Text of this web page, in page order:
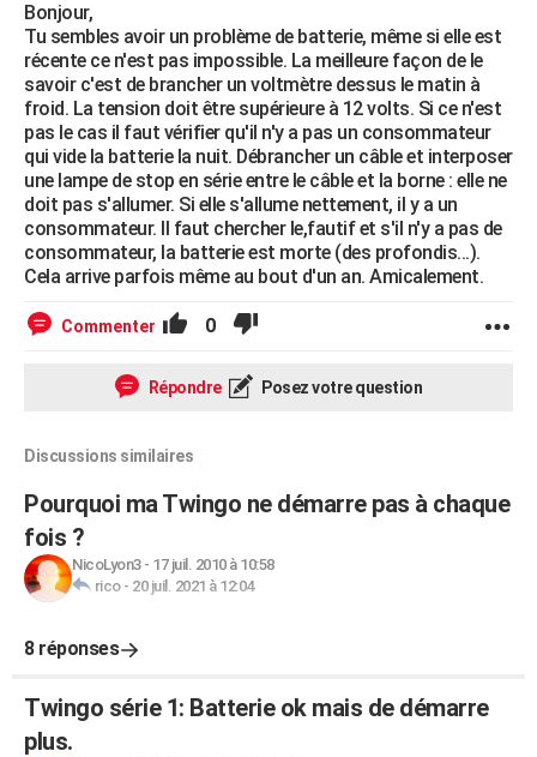
Bonjour,
Tu sembles avoir un problème de batterie, même si elle est
récente ce n'est pas impossible. La meilleure façon de le
savoir c'est de brancher un voltmètre dessus le matin à
froid. La tension doit être supérieure à 12 volts. Si ce n'est
pas le cas il faut vérifier qu'il n'y a pas un consommateur
qui vide la batterie la nuit. Débrancher un câble et interposer
une lampe de stop en série entre le câble et la borne : elle ne
doit pas s'allumer. Si elle s'allume nettement, il y a un
consommateur. Il faut chercher le,fautif et s'il n'y a pas de
consommateur, la batterie est morte (des profondis...).
Cela arrive parfois même au bout d'un an. Amicalement.
Commenter 0
Répondre Posez votre question
Discussions similaires
Pourquoi ma Twingo ne démarre pas à chaque
fois ?
NicoLyon3- 17 juil. 2010 à 10:58
rico- 20 juil. 2021 à 12:04
8 réponses
Twingo série 1: Batterie ok mais de démarre
plus.